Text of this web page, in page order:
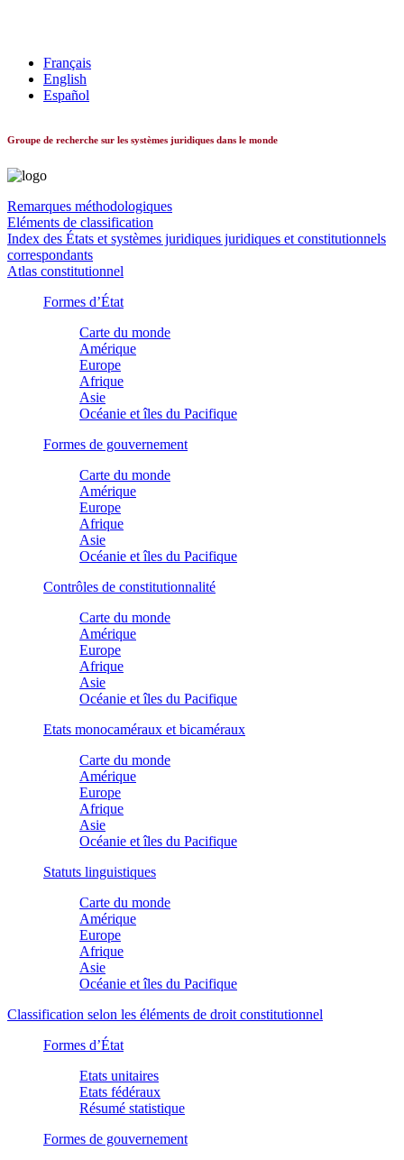
Français
English
Español
Groupe de recherche sur les systèmes juridiques dans le monde
Remarques méthodologiques
Eléments de classification
Index des États et systèmes juridiques juridiques et constitutionnels
correspondants
Atlas constitutionnel
Formes d’État
Carte du monde
Amérique
Europe
Afrique
Asie
Océanie et îles du Pacifique
Formes de gouvernement
Carte du monde
Amérique
Europe
Afrique
Asie
Océanie et îles du Pacifique
Contrôles de constitutionnalité
Carte du monde
Amérique
Europe
Afrique
Asie
Océanie et îles du Pacifique
Etats monocaméraux et bicaméraux
Carte du monde
Amérique
Europe
Afrique
Asie
Océanie et îles du Pacifique
Statuts linguistiques
Carte du monde
Amérique
Europe
Afrique
Asie
Océanie et îles du Pacifique
Classification selon les éléments de droit constitutionnel
Formes d’État
Etats unitaires
Etats fédéraux
Résumé statistique
Formes de gouvernement